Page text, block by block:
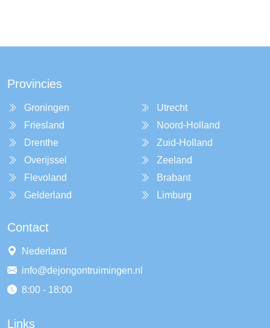
Provincies
Groningen
Friesland
Drenthe
Overijssel
Flevoland
Gelderland
Utrecht
Noord-Holland
Zuid-Holland
Zeeland
Brabant
Limburg
Contact
Nederland
info@dejongontruimingen.nl
8:00 - 18:00
Links